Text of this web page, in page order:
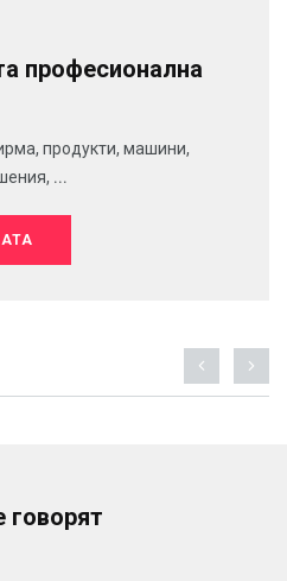
професионална
продукти, машини,
...
говорят